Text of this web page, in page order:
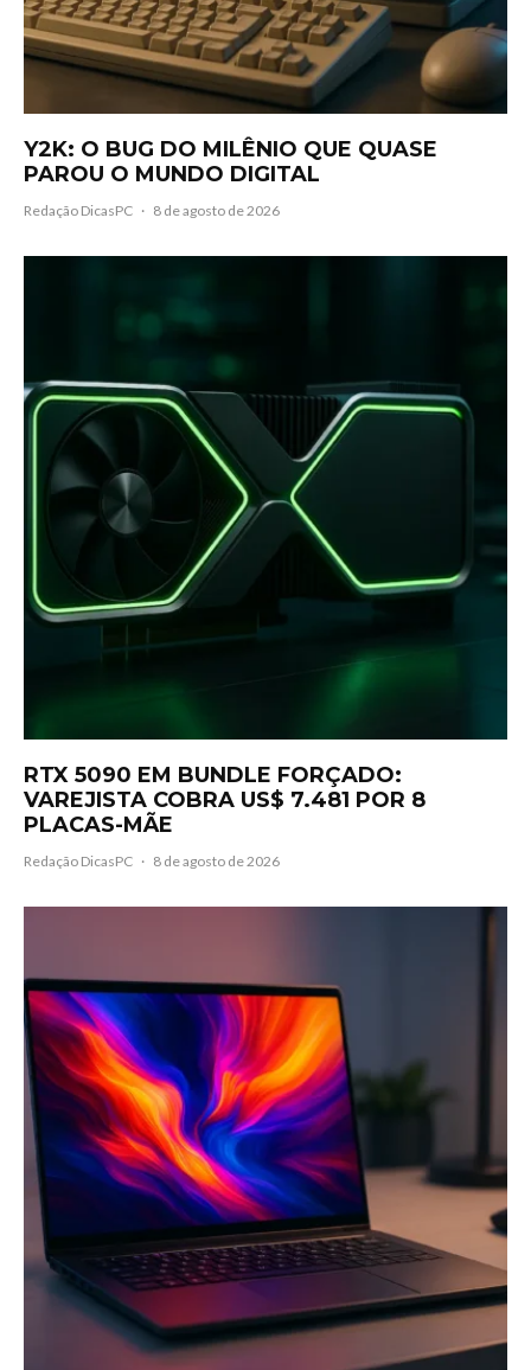
Y2K: O BUG DO MILÊNIO QUE QUASE
PAROU O MUNDO DIGITAL
Redação DicasPC · 8 de agosto de 2026
RTX 5090 EM BUNDLE FORÇADO:
VAREJISTA COBRA US$ 7.481 POR 8
PLACAS-MÃE
Redação DicasPC · 8 de agosto de 2026